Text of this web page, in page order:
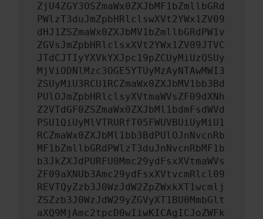
ZjU4ZGY3OSZmaWx0ZXJbMF1bZmllbGRd
PWlzT3duJmZpbHRlclswXVt2YWx1ZV09
dHJ1ZSZmaWx0ZXJbMV1bZmllbGRdPW1v
ZGVsJmZpbHRlclsxXVt2YWx1ZV09JTVC
JTdCJTIyYXVkYXJpc19pZCUyMiUzQSUy
MjViODNlMzc3OGE5YTUyMzAyNTAwMWI3
ZSUyMiU3RCU1RCZmaWx0ZXJbMV1bb3Bd
PUlOJmZpbHRlclsyXVtmaWVsZF09dXNh
Z2VTdGF0ZSZmaWx0ZXJbMl1bdmFsdWVd
PSU1QiUyMlVTRURfT05FWUVBUiUyMiU1
RCZmaWx0ZXJbMl1bb3BdPUlOJnNvcnRb
MF1bZmllbGRdPWlzT3duJnNvcnRbMF1b
b3JkZXJdPURFU0Mmc29ydFsxXVtmaWVs
ZF09aXNUb3Amc29ydFsxXVtvcmRlcl09
REVTQyZzb3J0WzJdW2ZpZWxkXT1wcmlj
ZSZzb3J0WzJdW29yZGVyXT1BU0MmbGlt
aXQ9MjAmc2tpcD0wIiwKICAgICJoZWFk